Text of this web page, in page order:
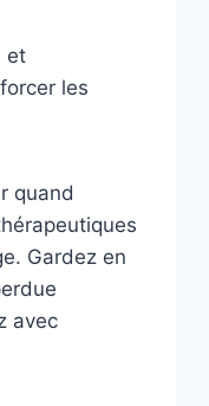
et
les
quand
Gardez en
avec